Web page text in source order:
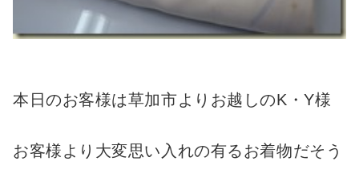
本日のお客様は草加市よりお越しのK・Y様
お客様より大変思い入れの有るお着物だそう